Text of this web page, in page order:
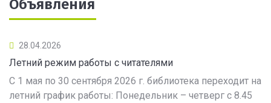
Объявления
28.04.2026
Летний режим работы с читателями
С 1 мая по 30 сентября 2026 г. библиотека переходит на
летний график работы: Понедельник – четверг с 8.45